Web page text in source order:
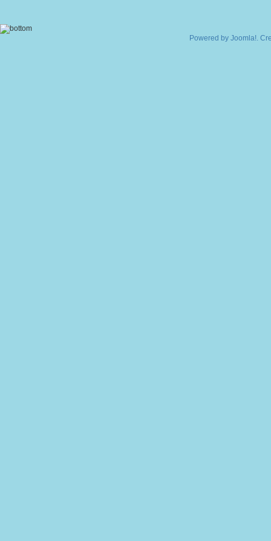
Powered by Joomla!.